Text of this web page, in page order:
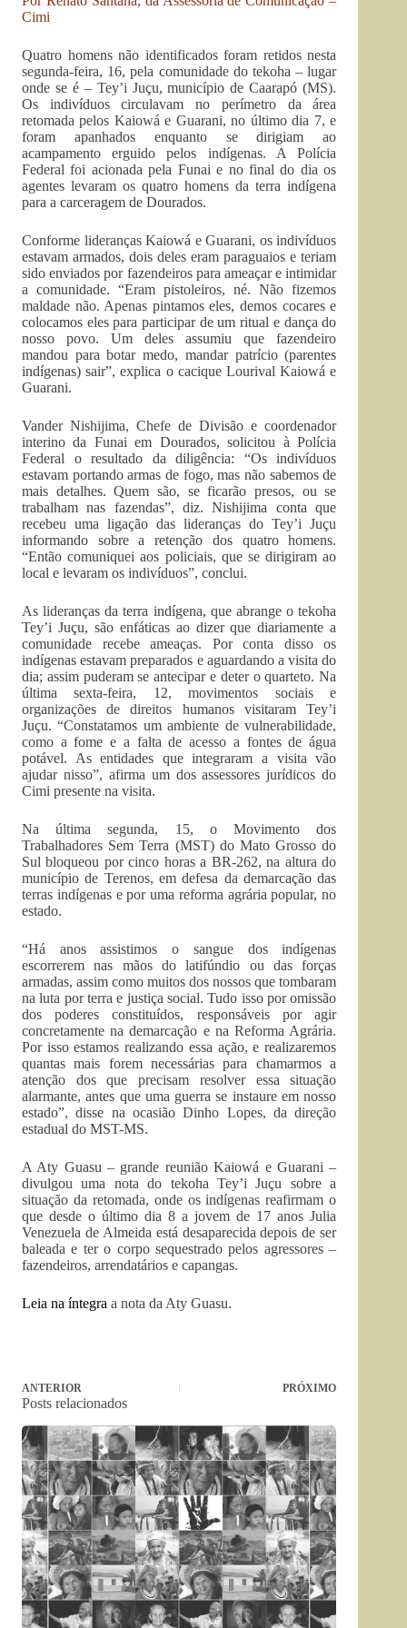
Cimi
Quatro homens não identificados foram retidos nesta
segunda-feira, 16, pela comunidade do tekoha – lugar
onde se é – Tey’i Juçu, município de Caarapó (MS).
Os indivíduos circulavam no perímetro da área
retomada pelos Kaiowá e Guarani, no último dia 7, e
foram apanhados enquanto se dirigiam ao
acampamento erguido pelos indígenas. A Polícia
Federal foi acionada pela Funai e no final do dia os
agentes levaram os quatro homens da terra indígena
para a carceragem de Dourados.
Conforme lideranças Kaiowá e Guarani, os indivíduos
estavam armados, dois deles eram paraguaios e teriam
sido enviados por fazendeiros para ameaçar e intimidar
a comunidade. “Eram pistoleiros, né. Não fizemos
maldade não. Apenas pintamos eles, demos cocares e
colocamos eles para participar de um ritual e dança do
nosso povo. Um deles assumiu que fazendeiro
mandou para botar medo, mandar patrício (parentes
indígenas) sair”, explica o cacique Lourival Kaiowá e
Guarani.
Vander Nishijima, Chefe de Divisão e coordenador
interino da Funai em Dourados, solicitou à Polícia
Federal o resultado da diligência: “Os indivíduos
estavam portando armas de fogo, mas não sabemos de
mais detalhes. Quem são, se ficarão presos, ou se
trabalham nas fazendas”, diz. Nishijima conta que
recebeu uma ligação das lideranças do Tey’i Juçu
informando sobre a retenção dos quatro homens.
“Então comuniquei aos policiais, que se dirigiram ao
local e levaram os indivíduos”, conclui.
As lideranças da terra indígena, que abrange o tekoha
Tey’i Juçu, são enfáticas ao dizer que diariamente a
comunidade recebe ameaças. Por conta disso os
indígenas estavam preparados e aguardando a visita do
dia; assim puderam se antecipar e deter o quarteto. Na
última sexta-feira, 12, movimentos sociais e
organizações de direitos humanos visitaram Tey’i
Juçu. “Constatamos um ambiente de vulnerabilidade,
como a fome e a falta de acesso a fontes de água
potável. As entidades que integraram a visita vão
ajudar nisso”, afirma um dos assessores jurídicos do
Cimi presente na visita.
Na última segunda, 15, o Movimento dos
Trabalhadores Sem Terra (MST) do Mato Grosso do
Sul bloqueou por cinco horas a BR-262, na altura do
município de Terenos, em defesa da demarcação das
terras indígenas e por uma reforma agrária popular, no
estado.
“Há anos assistimos o sangue dos indígenas
escorrerem nas mãos do latifúndio ou das forças
armadas, assim como muitos dos nossos que tombaram
na luta por terra e justiça social. Tudo isso por omissão
dos poderes constituídos, responsáveis por agir
concretamente na demarcação e na Reforma Agrária.
Por isso estamos realizando essa ação, e realizaremos
quantas mais forem necessárias para chamarmos a
atenção dos que precisam resolver essa situação
alarmante, antes que uma guerra se instaure em nosso
estado”, disse na ocasião Dinho Lopes, da direção
estadual do MST-MS.
A Aty Guasu – grande reunião Kaiowá e Guarani –
divulgou uma nota do tekoha Tey’i Juçu sobre a
situação da retomada, onde os indígenas reafirmam o
que desde o último dia 8 a jovem de 17 anos Julia
Venezuela de Almeida está desaparecida depois de ser
baleada e ter o corpo sequestrado pelos agressores –
fazendeiros, arrendatários e capangas.
Leia na íntegra a nota da Aty Guasu.
ANTERIOR PRÓXIMO
Posts relacionados